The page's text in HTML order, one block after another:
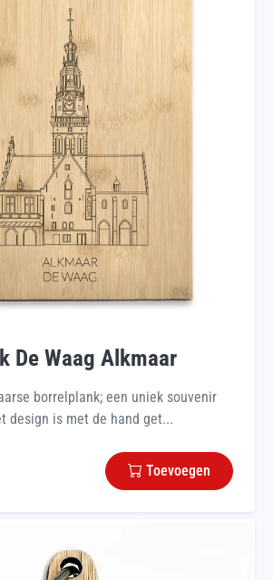
De Waag Alkmaar
borrelplank; een uniek souvenir
design is met de hand get...
Toevoegen